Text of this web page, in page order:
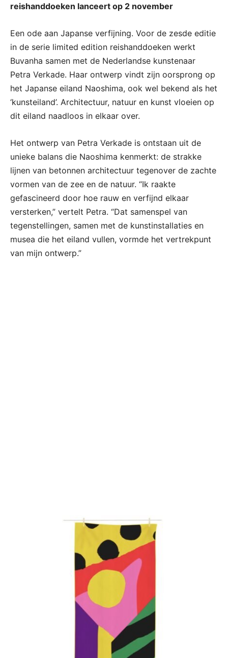
reishanddoeken lanceert op 2 november
Een ode aan Japanse verfijning. Voor de zesde editie
in de serie limited edition reishanddoeken werkt
Buvanha samen met de Nederlandse kunstenaar
Petra Verkade. Haar ontwerp vindt zijn oorsprong op
het Japanse eiland Naoshima, ook wel bekend als het
‘kunsteiland’. Architectuur, natuur en kunst vloeien op
dit eiland naadloos in elkaar over.
Het ontwerp van Petra Verkade is ontstaan uit de
unieke balans die Naoshima kenmerkt: de strakke
lijnen van betonnen architectuur tegenover de zachte
vormen van de zee en de natuur. “Ik raakte
gefascineerd door hoe rauw en verfijnd elkaar
versterken,” vertelt Petra. “Dat samenspel van
tegenstellingen, samen met de kunstinstallaties en
musea die het eiland vullen, vormde het vertrekpunt
van mijn ontwerp.”